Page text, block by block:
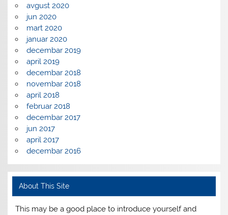
avgust 2020
jun 2020
mart 2020
januar 2020
decembar 2019
april 2019
decembar 2018
novembar 2018
april 2018
februar 2018
decembar 2017
jun 2017
april 2017
decembar 2016
About This Site
This may be a good place to introduce yourself and